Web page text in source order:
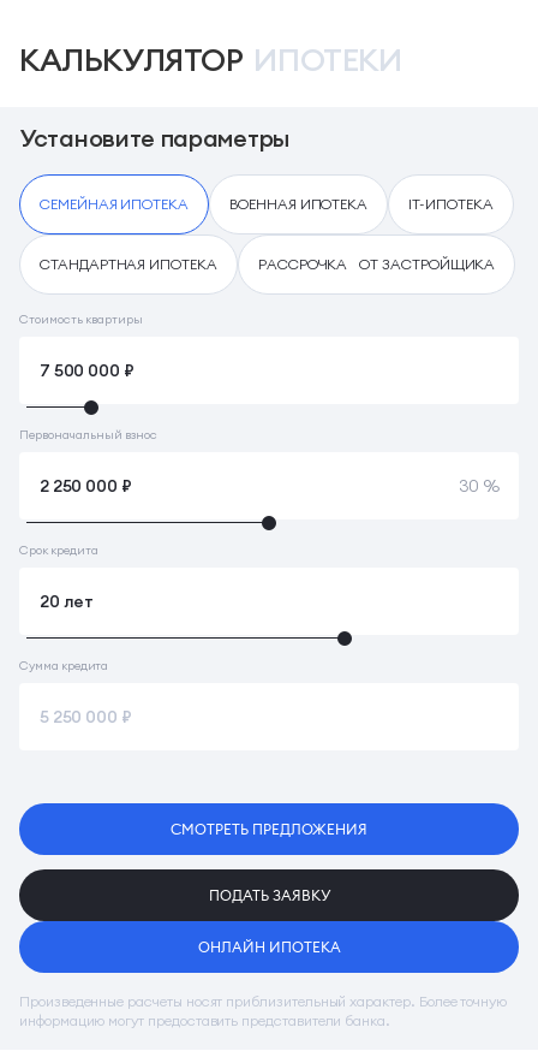
КАЛЬКУЛЯТОР ИПОТЕКИ
Установите параметры
СЕМЕЙНАЯ ИПОТЕКА ВОЕННАЯ ИПОТЕКА IT-ИПОТЕКА
СТАНДАРТНАЯ ИПОТЕКА РАССРОЧКА ОТ ЗАСТРОЙЩИКА
Стоимость квартиры
Первоначальный взнос
30 %
Срок кредита
Сумма кредита
СМОТРЕТЬ ПРЕДЛОЖЕНИЯ
ПОДАТЬ ЗАЯВКУ
ОНЛАЙН ИПОТЕКА
Произведенные расчеты носят приблизительный характер. Более точную
информацию могут предоставить представители банка.